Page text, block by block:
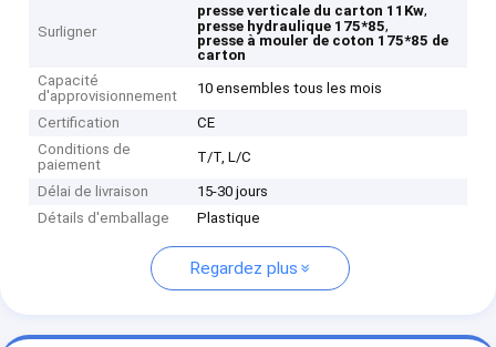
Surligner
presse verticale du carton 11Kw,
presse hydraulique 175*85,
presse à mouler de coton 175*85 de
carton
Capacité
d'approvisionnement
10 ensembles tous les mois
Certification
CE
Conditions de
paiement
T/T, L/C
Délai de livraison
15-30 jours
Détails d'emballage
Plastique
Regardez plus